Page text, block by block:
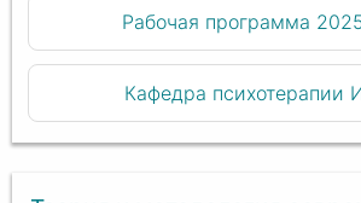
Рабочая программа
Кафедра психотерапии